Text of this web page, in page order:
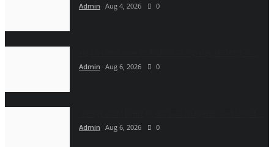
Admin Aug 4, 2026 0
Admin Aug 6, 2026 0
Admin Aug 6, 2026 0